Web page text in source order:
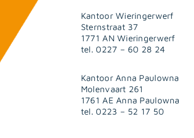
Kantoor Wieringerwerf
Sternstraat 37
1771 AN Wieringerwerf
tel. 0227 – 60 28 24
Kantoor Anna Paulowna
Molenvaart 261
1761 AE Anna Paulowna
tel. 0223 – 52 17 50